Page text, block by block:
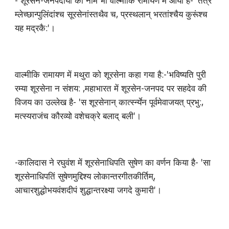
म्लेच्छान्पुलिंदांश्च सूरसेनांस्तथैव च, प्रस्थलान् भरतांश्चैय कुरूंश्च
यह मद्रकै:'।
वाल्मीकि रामायण में मथुरा को शूरसेना कहा गया है:-'भविष्यति पुरी
रम्या शूरसेना न संशय: ,महाभारत में शूरसेन-जनपद पर सहदेव की
विजय का उल्लेख है- 'स शूरसेनान् कार्त्स्न्येन पूर्वमेवाजयत् प्रभु:,
मत्स्यराजंच कौरव्यो वशेचक्रे बलाद् बली'।
-कालिदास ने रघुवंश में शूरसेनाधिपति सुषेण का वर्णन किया है- 'सा
शूरसेनाधिपतिं सुषेणमुद्दिश्य लोकान्तरगीतकीर्तिम्,
आचारशुद्धोभयवंशदीपं शुद्धान्तरक्ष्या जगदे कुमारी'।